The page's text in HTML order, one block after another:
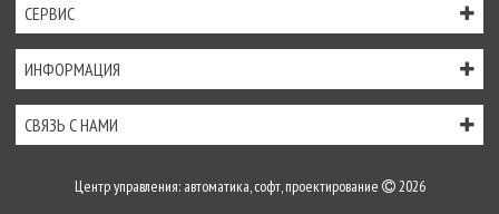
СЕРВИС
ИНФОРМАЦИЯ
СВЯЗЬ С НАМИ
Центр управления: автоматика, софт, проектирование 2026